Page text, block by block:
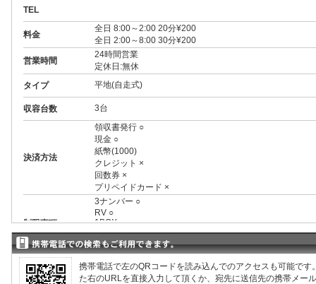
TEL
料金
全日 8:00～2:00 20分¥200
全日 2:00～8:00 30分¥200
営業時間
24時間営業
定休日:無休
タイプ
平地(自走式)
収容台数 3台
決済方法
領収書発行 ○
現金 ○
紙幣(1000)
クレジット ×
回数券 ×
プリペイドカード ×
制限事項
3ナンバー ○
RV ○
1BOX ○
外車 ○
車室&車種により異なる制限有、現地利用規約等をご確認
お知らせ
携帯電話で左のQRコードを読み込んでのアクセスも可能です
た右のURLを直接入力して頂くか、宛先に送信先の携帯メー